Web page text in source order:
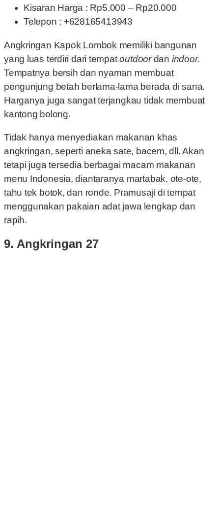
Kisaran Harga : Rp5.000 – Rp20.000
Telepon : +628165413943
Angkringan Kapok Lombok memiliki bangunan
yang luas terdiri dari tempatoutdoordan indoor.
Tempatnya bersih dan nyaman membuat
pengunjung betah berlama-lama berada di sana.
Harganya juga sangat terjangkau tidak membuat
kantong bolong.
Tidak hanya menyediakan makanan khas
angkringan, seperti aneka sate, bacem, dll. Akan
tetapi juga tersedia berbagai macam makanan
menu Indonesia, diantaranya martabak, ote-ote,
tahu tek botok, dan ronde. Pramusaji di tempat
menggunakan pakaian adat jawa lengkap dan
rapih.
9. Angkringan 27